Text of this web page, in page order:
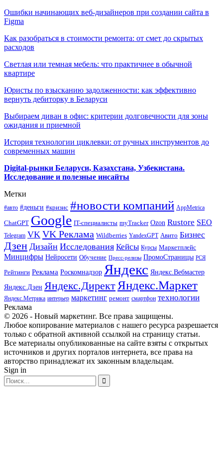
Ошибки начинающих веб-дизайнеров при создании сайта в
Figma
Как разобраться в стоимости ремонта: от смет до скрытых
расходов
Светлая или темная мебель: что практичнее в обычной
квартире
Юристы по взысканию задолженности: как эффективно
вернуть дебиторку в Беларуси
Выбираем диван в офис: критерии долговечности для зоны
ожидания и приемной
История технологии циклевки: от ручных инструментов до
современных машин
Digital-рынки Беларуси, Казахстана, Узбекистана.
Исследование и полезные инсайты
Метки
#авто #деньги #кризис #новости компаний AppMetrica
ChatGPT Google IT-специалисты myTracker Ozon Rustore SEO
Telegram VK VK Реклама Wildberries YandexGPT Авито Бизнес
Дзен Дизайн Исследования Кейсы Курсы Маркетплейс
Минцифры Нейросети Обучение Пресс-релизы ПромоСтраницы РСЯ
Рейтинги Реклама Роскомнадзор Яндекс Яндекс.Вебмастер
Яндекс.Дзен Яндекс.ДиректЯндекс.Маркет
Яндекс.Метрика интерьер маркетинг ремонт смартфон технологии
Реклама
© 2026 - Новый маркетинг. Все права защищены.
Любое копирование материалов с нашего ресурса разрешается
только с обратной активной ссылкой на страницу статьи.
Все материалы опубликованные на сайте взяты с открытых
источников и других порталов интернета, все права на
авторство принадлежат их законным владельцам.
Sign in